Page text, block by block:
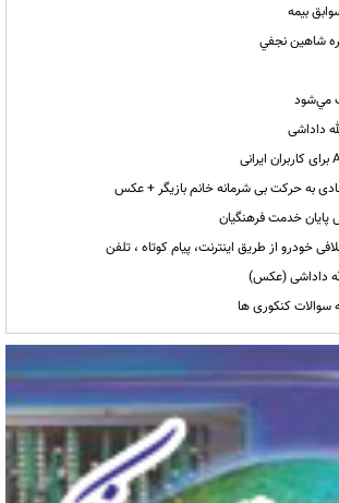
بیمه
شاهين نجفي
مي‌شود
داداشی
به حرکت بی شرمانه خانم بازیگر + عکس
خودرو از طریق اینترنت، پیام کوتاه ، تلفن
داداشی (عکس)
سوالات کنکوری ها